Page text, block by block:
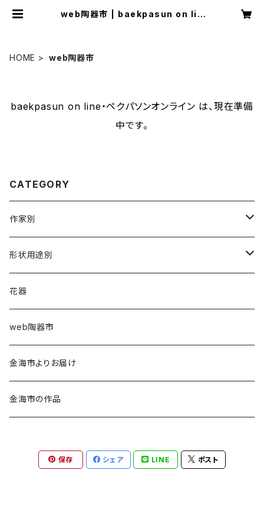
web陶器市 | baekpasun on lin
HOME web陶器市
baekpasun on line・ペクパソンオンライン は、現在準備
中です。
CATEGORY
作家別
大隈美佳
佐藤恵
中原真希
西田ゆか
盧眞珠（ノ ジンジュ）
森奈保美
形状用途別
カップ類
皿類
鉢類
ポット・急須
ぐいのみ
花器
web陶器市
金海市よりお届け
金海市の作品
保存 シェア LINE ポスト